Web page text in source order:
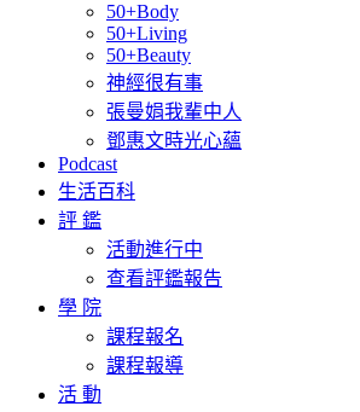
50+Body
50+Living
50+Beauty
神經很有事
張曼娟我輩中人
鄧惠文時光心蘊
Podcast
生活百科
評 鑑
活動進行中
查看評鑑報告
學 院
課程報名
課程報導
活 動